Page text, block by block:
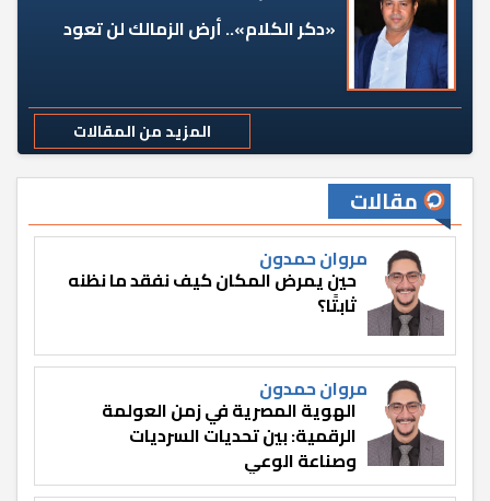
«دكر الكلام».. أرض الزمالك لن تعود
المزيد من المقالات
مقالات
مروان حمدون
حين يمرض المكان كيف نفقد ما نظنه
ثابتًا؟
مروان حمدون
الهوية المصرية في زمن العولمة
الرقمية: بين تحديات السرديات
وصناعة الوعي